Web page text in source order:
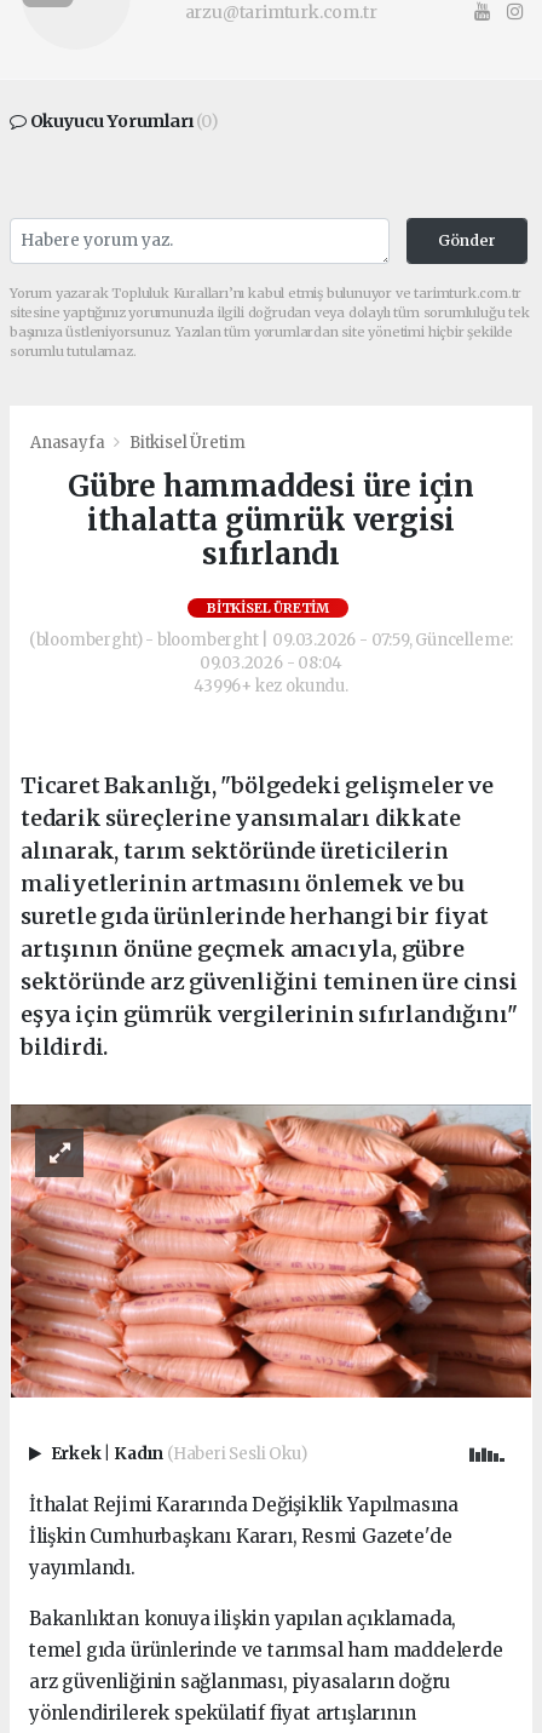
arzu@tarimturk.com.tr
Okuyucu Yorumları(0)
Gönder
Yorum yazarak Topluluk Kuralları’nı kabul etmiş bulunuyor ve tarimturk.com.tr
sitesine yaptığınız yorumunuzla ilgili doğrudan veya dolaylı tüm sorumluluğu tek
başınıza üstleniyorsunuz. Yazılan tüm yorumlardan site yönetimi hiçbir şekilde
sorumlu tutulamaz.
Anasayfa Bitkisel Üretim
Gübre hammaddesi üre için
ithalatta gümrük vergisi
sıfırlandı
BITKISEL ÜRETIM
(bloomberght) - bloomberght | 09.03.2026 - 07:59, Güncelleme:
09.03.2026 - 08:04
43996+ kez okundu.
Ticaret Bakanlığı, "bölgedeki gelişmeler ve
tedarik süreçlerine yansımaları dikkate
alınarak, tarım sektöründe üreticilerin
maliyetlerinin artmasını önlemek ve bu
suretle gıda ürünlerinde herhangi bir fiyat
artışının önüne geçmek amacıyla, gübre
sektöründe arz güvenliğini teminen üre cinsi
eşya için gümrük vergilerinin sıfırlandığını"
bildirdi.
Erkek Kadın (Haberi Sesli Oku)
İthalat Rejimi Kararında Değişiklik Yapılmasına
İlişkin Cumhurbaşkanı Kararı, Resmi Gazete'de
yayımlandı.
Bakanlıktan konuya ilişkin yapılan açıklamada,
temel gıda ürünlerinde ve tarımsal ham maddelerde
arz güvenliğinin sağlanması, piyasaların doğru
yönlendirilerek spekülatif fiyat artışlarının